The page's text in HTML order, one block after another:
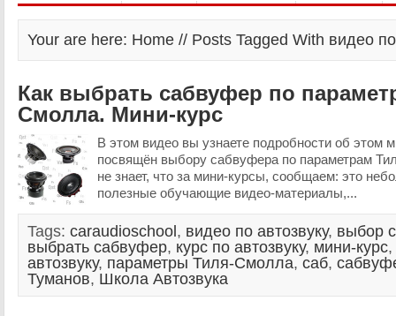
Your are here: Home // Posts Tagged With видео по
Как выбрать сабвуфер по
Смолла. Мини-курс
В этом видео вы узнаете подробности об этом
посвящён выбору сабвуфера по параметрам
не знает, что за мини-курсы, сообщаем: это
полезные обучающие видео-материалы,...
Tags: caraudioschool , видео по автозвуку, выбор
выбрать сабвуфер, курс по автозвуку, мини-курс,
автозвуку, параметры Тиля-Смолла, саб,
Туманов, Школа Автозвука